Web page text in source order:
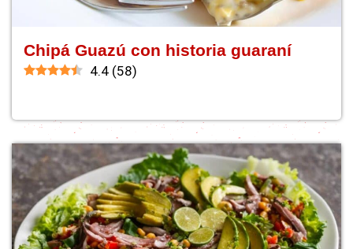
Chipá Guazú con historia guaraní
4.4 (58)